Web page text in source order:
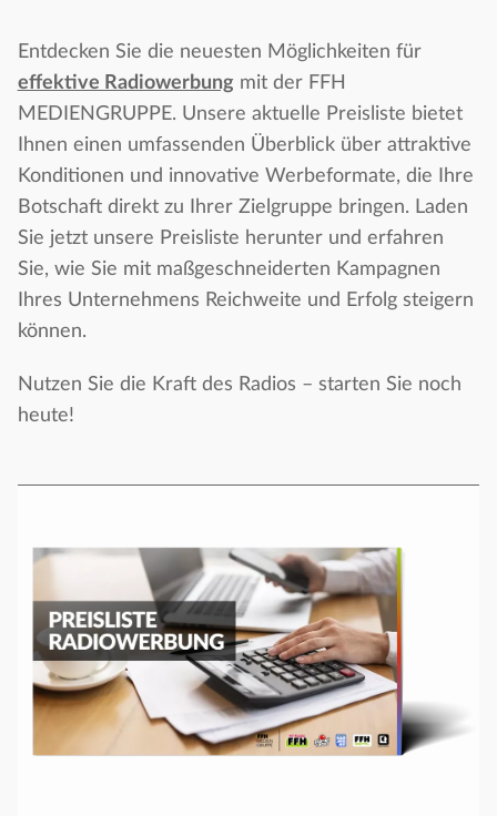
Entdecken Sie die neuesten Möglichkeiten für
effektive Radiowerbungmit der FFH
MEDIENGRUPPE. Unsere aktuelle Preisliste bietet
Ihnen einen umfassenden Überblick über attraktive
Konditionen und innovative Werbeformate, die Ihre
Botschaft direkt zu Ihrer Zielgruppe bringen. Laden
Sie jetzt unsere Preisliste herunter und erfahren
Sie, wie Sie mit maßgeschneiderten Kampagnen
Ihres Unternehmens Reichweite und Erfolg steigern
können.
Nutzen Sie die Kraft des Radios – starten Sie noch
heute!